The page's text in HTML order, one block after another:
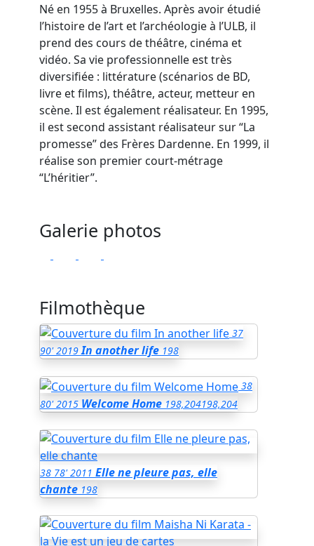
Né en 1955 à Bruxelles. Après avoir étudié
l’histoire de l’art et l’archéologie à l’ULB, il
prend des cours de théâtre, cinéma et
vidéo. Sa vie professionnelle est très
diversifiée : littérature (scénarios de BD,
livre et films), théâtre, acteur, metteur en
scène. Il est également réalisateur. En 1995,
il est second assistant réalisateur sur “La
promesse” des Frères Dardenne. En 1999, il
réalise son premier court-métrage
“L’héritier”.
Galerie photos
Filmothèque
37
90' 2019 In another life 198
38
80' 2015 Welcome Home 198,204198,204
38 78' 2011 Elle ne pleure pas, elle
chante 198